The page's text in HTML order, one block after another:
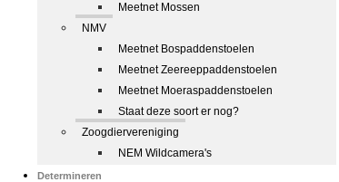
Meetnet Mossen
NMV
Meetnet Bospaddenstoelen
Meetnet Zeereeppaddenstoelen
Meetnet Moeraspaddenstoelen
Staat deze soort er nog?
Zoogdiervereniging
NEM Wildcamera's
Determineren